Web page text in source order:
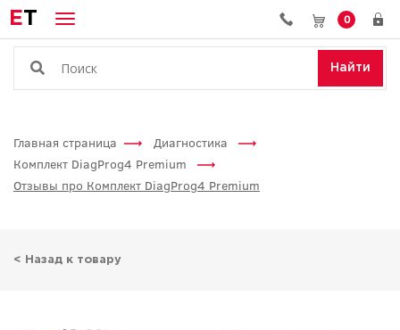
ET 0
Найти
Главная страница
Диагностика
Комплект DiagProg4 Premium
Отзывы про Комплект DiagProg4 Premium
< Назад к товару